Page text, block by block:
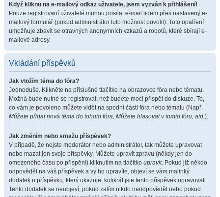
Když kliknu na e-mailový odkaz uživatele, jsem vyzván k přihlášení!
Pouze registrovaní uživatelé mohou posílat e-mail lidem přes nastavený e-
mailový formulář (pokud administrátor tuto možnost povolil). Toto opatření
umožňuje zbavit se otravných anonymních vzkazů a robotů, které sbírají e-
mailové adresy.
Vkládání příspěvků
Jak vložím téma do fóra?
Jednoduše. Klikněte na příslušné tlačítko na obrazovce fóra nebo tématu.
Možná bude nutné se registrovat, než budete moci přispět do diskuze. To,
co vám je povoleno můžete vidět na spodní části fóra nebo tématu (Např.
Můžete přidat nová téma do tohoto fóra, Můžete hlasovat v tomto fóru, atd.).
Jak změním nebo smažu příspěvek?
V případě, že nejste moderátor nebo administrátor, tak můžete upravovat
nebo mazat jen svoje příspěvky. Můžete upravit zprávu (někdy jen do
omezeného času po přispění) kliknutím na tlačítko upravit. Pokud již někdo
odpověděl na váš příspěvek a vy ho upravíte, objeví se vám malinký
dodatek u příspěvku, který ukazuje, kolikrát jste tento příspěvek upravovali.
Tento dodatek se neobjeví, pokud zatím nikdo neodpověděl nebo pokud